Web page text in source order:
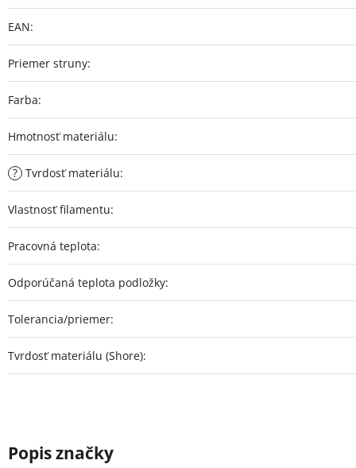
EAN:
Priemer struny:
Farba:
Hmotnosť materiálu:
? Tvrdosť materiálu:
Vlastnosť filamentu:
Pracovná teplota:
Odporúčaná teplota podložky:
Tolerancia/priemer:
Tvrdosť materiálu (Shore):